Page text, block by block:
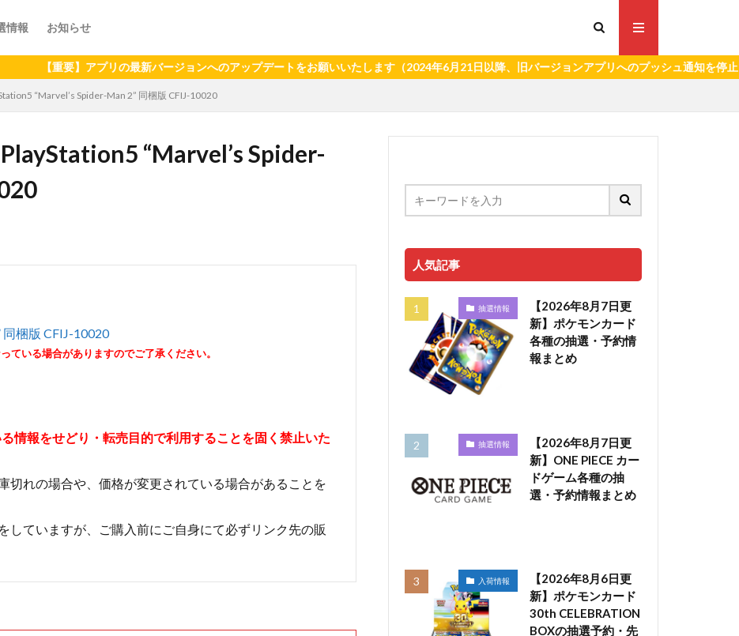
情報 お知らせ
重要】アプリの最新バージョンへのアップデートをお願いいたします（2024年6月21日以降、旧バージョンアプリへのプッシュ通知を停止いたしま
“Marvel’s Spider-Man 2” 同梱版 CFIJ-10020
“Marvel’s Spider-
同梱版 CFIJ-10020
いる場合がありますのでご了承ください。
情報をせどり・転売目的で利用することを固く禁止いた
切れの場合や、価格が変更されている場合があることを
していますが、ご購入前にご自身にて必ずリンク先の販
人気記事
抽選情報
【2026年8月7日更
新】ポケモンカード
各種の抽選・予約情
報まとめ
抽選情報
【2026年8月7日更
新】ONE PIECE カー
ドゲーム各種の抽
選・予約情報まとめ
入荷情報
【2026年8月6日更
新】ポケモンカード
30th CELEBRATION
BOXの抽選予約・先